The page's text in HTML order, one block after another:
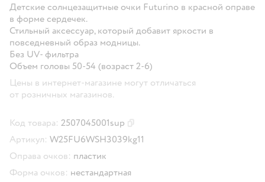
Детские солнцезащитные очки Futurino в красной оправе
в форме сердечек.
Стильный аксессуар, который добавит яркости в
повседневный образ модницы.
Без UV- фильтра
Объем головы 50-54 (возраст 2-6)
Цены в интернет-магазине могут отличаться
от розничных магазинов.
Код товара: 2507045001sup
Артикул: W25FU6WSH3039kg11
Оправа очков: пластик
Форма очков: нестандартная